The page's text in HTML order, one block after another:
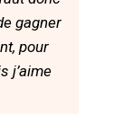
gagner
pour
j’aime